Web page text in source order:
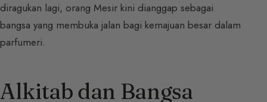
diragukan lagi, orang Mesir kini dianggap sebagai
bangsa yang membuka jalan bagi kemajuan besar dalam
parfumeri.
Alkitab dan Bangsa